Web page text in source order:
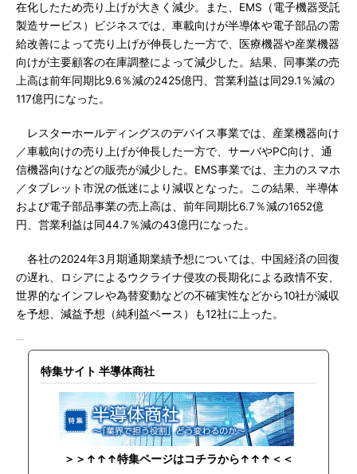
在化したため売り上げが大きく減少。また、EMS（電子機器受託
製造サービス）ビジネスでは、車載向けが半導体や電子部品の需
給改善によって売り上げが伸長した一方で、医療機器や産業機器
向けが主要顧客の在庫調整によって減少した。結果、同事業の売
上高は前年同期比9.6％減の2425億円、営業利益は同29.1％減の
117億円になった。
レスターホールディングスのデバイス事業では、産業機器向け
／車載向けの売り上げが伸長した一方で、サーバやPC向け、通
信機器向けなどの販売が減少した。EMS事業では、主力のスマホ
／タブレット市況の低迷により減収となった。この結果、半導体
および電子部品事業の売上高は、前年同期比6.7％減の1652億
円、営業利益は同44.7％減の43億円になった。
各社の2024年3月期通期業績予想については、中国経済の回復
の遅れ、ロシアによるウクライナ侵攻の長期化による政情不安、
世界的なインフレや為替変動などの不確実性などから10社が減収
を予想、減益予想（純利益ベース）も12社に上った。
特集サイト 半導体商社
＞＞↑↑↑特集ページはコチラから↑↑↑＜＜